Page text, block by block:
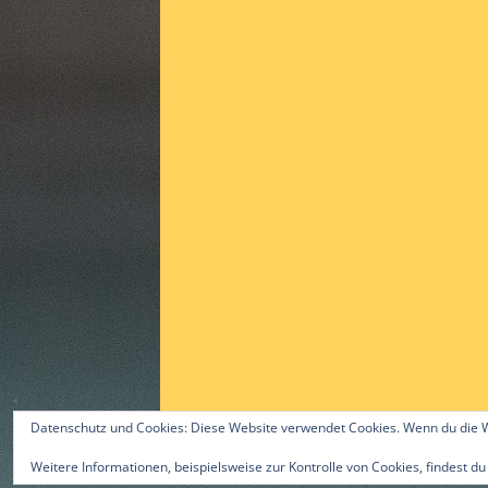
©2015 by Alex Gast & ttc-guerzenich.de
Datenschutz und Cookies: Diese Website verwendet Cookies. Wenn du
Weitere Informationen, beispielsweise zur Kontrolle von Cookies, findest